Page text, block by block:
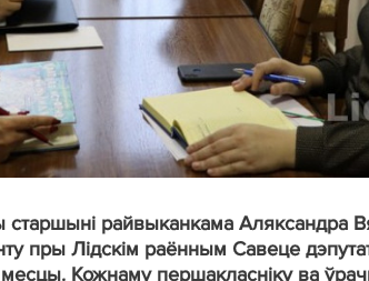
старшыні райвыканкама Аляксандра
пры Лідскім раённым Савеце
месцы. Кожнаму першакласніку ва